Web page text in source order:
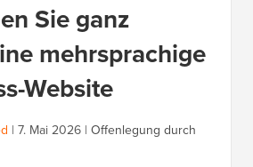
Sie ganz
mehrsprachige
Website
| 7. Mai 2026 | Offenlegung durch